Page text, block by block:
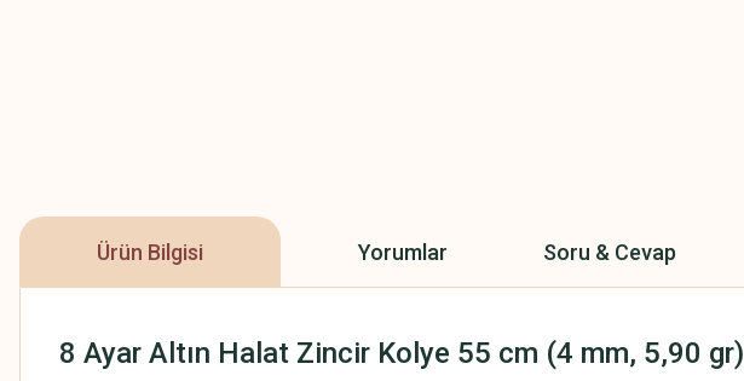
Ürün Bilgisi Yorumlar Soru & Cevap
8 Ayar Altın Halat Zincir Kolye 55 cm (4 mm, 5,90 gr)